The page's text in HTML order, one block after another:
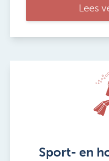
Reisverzekering
Reisverzekering
Lees
Sport- en